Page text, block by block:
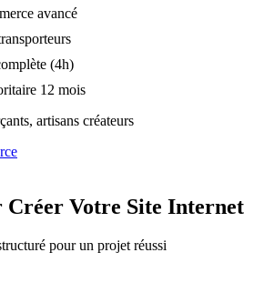
avancé
(4h)
12 mois
artisans créateurs
Créer Votre Site Internet
pour un projet réussi